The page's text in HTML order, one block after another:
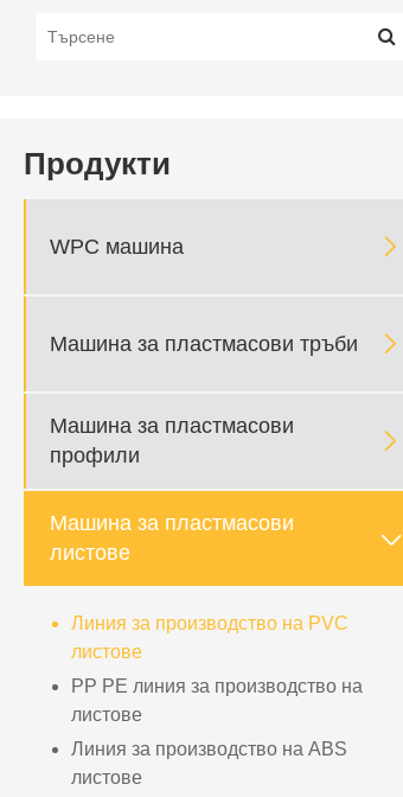
Продукти
WPC машина 
Машина за пластмасови тръби 
Машина за пластмасови
профили

Машина за пластмасови
листове

Линия за производство на PVC
листове
PP PE линия за производство на
листове
Линия за производство на ABS
листове